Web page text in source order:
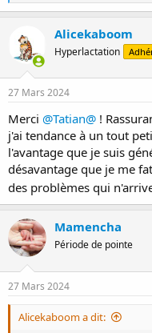
a
t
i
o
n
s
Alicekaboom
Hyperlactation
27 Mars 2024
Merci @Tatian@ !
j'ai tendance à un tout
l'avantage que je suis
désavantage que je me
des problèmes qui
Mamencha
Période de pointe
27 Mars 2024
Alicekaboom a dit: